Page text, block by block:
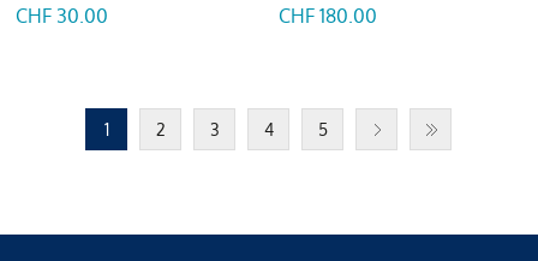
CHF 30.00 CHF 180.00
1 2 3 4 5